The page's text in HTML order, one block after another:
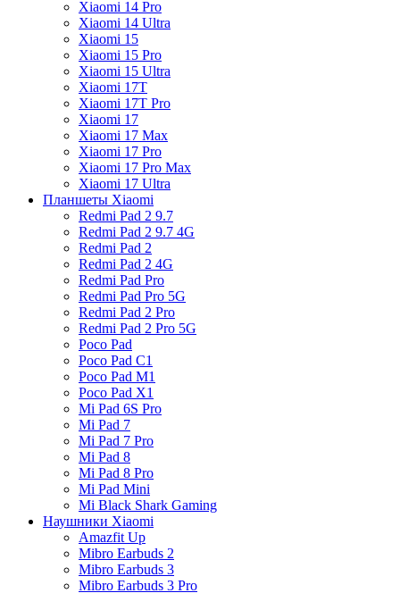
Xiaomi 14 Pro
Xiaomi 14 Ultra
Xiaomi 15
Xiaomi 15 Pro
Xiaomi 15 Ultra
Xiaomi 17T
Xiaomi 17T Pro
Xiaomi 17
Xiaomi 17 Max
Xiaomi 17 Pro
Xiaomi 17 Pro Max
Xiaomi 17 Ultra
Планшеты Xiaomi
Redmi Pad 2 9.7
Redmi Pad 2 9.7 4G
Redmi Pad 2
Redmi Pad 2 4G
Redmi Pad Pro
Redmi Pad Pro 5G
Redmi Pad 2 Pro
Redmi Pad 2 Pro 5G
Poco Pad
Poco Pad C1
Poco Pad M1
Poco Pad X1
Mi Pad 6S Pro
Mi Pad 7
Mi Pad 7 Pro
Mi Pad 8
Mi Pad 8 Pro
Mi Pad Mini
Mi Black Shark Gaming
Наушники Xiaomi
Amazfit Up
Mibro Earbuds 2
Mibro Earbuds 3
Mibro Earbuds 3 Pro